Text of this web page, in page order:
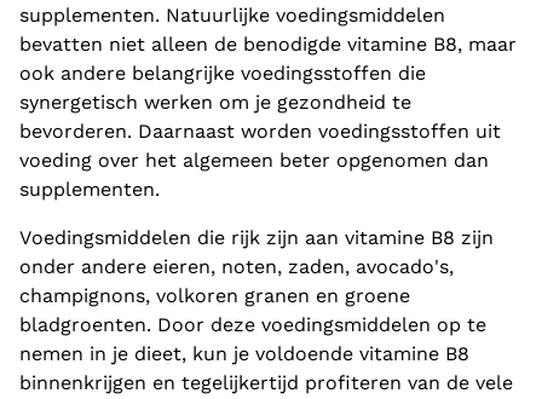
supplementen. Natuurlijke voedingsmiddelen
bevatten niet alleen de benodigde vitamine B8, maar
ook andere belangrijke voedingsstoffen die
synergetisch werken om je gezondheid te
bevorderen. Daarnaast worden voedingsstoffen uit
voeding over het algemeen beter opgenomen dan
supplementen.
Voedingsmiddelen die rijk zijn aan vitamine B8 zijn
onder andere eieren, noten, zaden, avocado's,
champignons, volkoren granen en groene
bladgroenten. Door deze voedingsmiddelen op te
nemen in je dieet, kun je voldoende vitamine B8
binnenkrijgen en tegelijkertijd profiteren van de vele